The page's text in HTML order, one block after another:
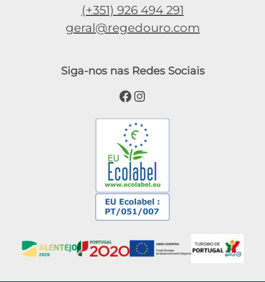
(+351) 926 494 291
geral@regedouro.com
Siga-nos nas Redes Sociais
Facebook
Instagram